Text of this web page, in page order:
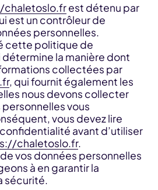
est détenu par
est un contrôleur de
personnelles.
cette politique de
la manière dont
collectées par
, qui fournit également les
nous devons collecter
vous
vous devez lire
avant d’utiliser
chaletoslo.fr.
vos données personnelles
à en garantir la
sécurité.